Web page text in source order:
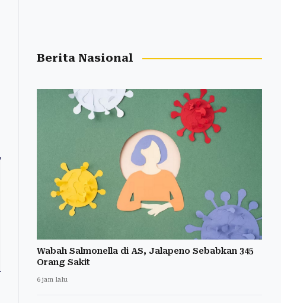
Berita Nasional
Wabah Salmonella di AS, Jalapeno Sebabkan 345
Orang Sakit
6 jam lalu